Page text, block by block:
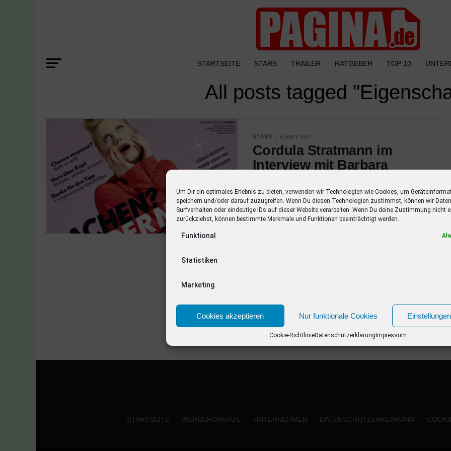
Um Dir ein optimales Erlebnis zu bieten, verwenden wir Technologien wie Cookies, um
speichern und/oder darauf zuzugreifen. Wenn Du diesen Technologien zustimmst, können wir
Surfverhalten oder eindeutige IDs auf dieser Website verarbeiten. Wenn Du deine Zustimmung nicht
zurückziehst, können bestimmte Merkmale und Funktionen beeinträchtigt werden.
Funktional
Statistiken
Marketing
Cookies akzeptieren Nur funktionale Cookies
Cookie-RichtlinieDatenschutzerklärung Impressum
STARTSEITE STARS TRAILER RATGEBER TOP 10
All posts tagged
STARS 6 years ago
Cordula Stratmann im
Interview mit Barbara
In der aktuellen Ausgabe der BARBARA
spricht Barbara Schöneberger mit Komikerin
Cordula Stratmann. Bevor Cordular
STARTSEITE WERBEFORMATE UNTERNEHMEN DATENSCHUTZERKLÄRUNG